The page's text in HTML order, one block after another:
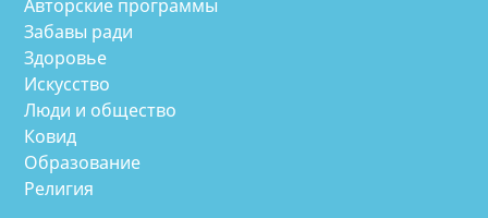
Авторские программы
Забавы ради
Здоровье
Искусство
Люди и общество
Ковид
Образование
Религия